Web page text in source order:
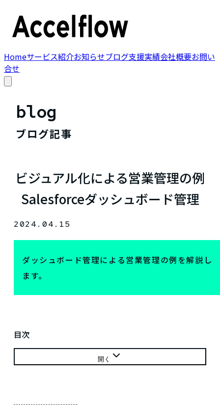
Homeサービス紹介お知らせブログ支援実績会社概要お問い
合せ
blog
ブログ記事
ビジュアル化による営業管理の例
Salesforceダッシュボード管理
2024.04.15
ダッシュボード管理による営業管理の例を解説し
ます。
目次
開く